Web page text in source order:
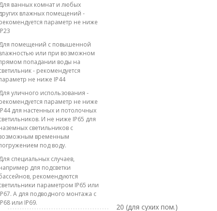
ванных комнат и любых
влажных помещений -
параметр не ниже
помещений с повышенной
или при возможном
попадании воды на
- рекомендуется
не ниже IP44
уличного использования -
параметр не ниже
для настенных и потолочных
И не ниже IP65 для
светильников с
временным
под воду.
специальных случаев,
для подсветки
рекомендуются
параметром IP65 или
А для подводного монтажа с
или IP69.
20 (для сухих пом.)